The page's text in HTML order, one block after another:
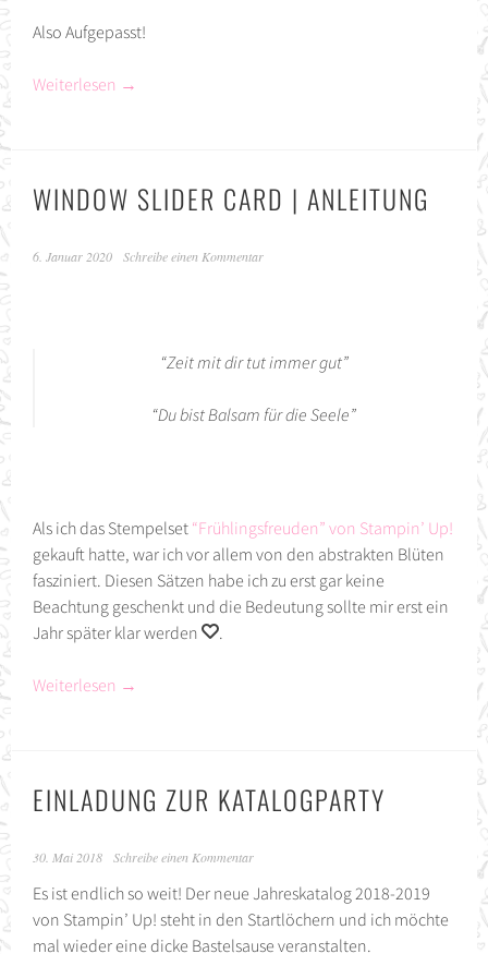
Also Aufgepasst!
Weiterlesen →
WINDOW SLIDER CARD | ANLEITUNG
6. Januar 2020 Schreibe einen Kommentar
“Zeit mit dir tut immer gut”
“Du bist Balsam für die Seele”
Als ich das Stempelset “Frühlingsfreuden” von Stampin’ Up!
gekauft hatte, war ich vor allem von den abstrakten Blüten
fasziniert. Diesen Sätzen habe ich zu erst gar keine
Beachtung geschenkt und die Bedeutung sollte mir erst ein
Jahr später klar werden
.
Weiterlesen →
EINLADUNG ZUR KATALOGPARTY
30. Mai 2018 Schreibe einen Kommentar
Es ist endlich so weit! Der neue Jahreskatalog 2018-2019
von Stampin’ Up! steht in den Startlöchern und ich möchte
mal wieder eine dicke Bastelsause veranstalten.